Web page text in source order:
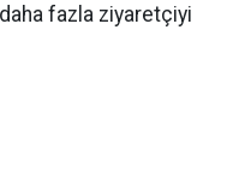
fazla ziyaretçiyi